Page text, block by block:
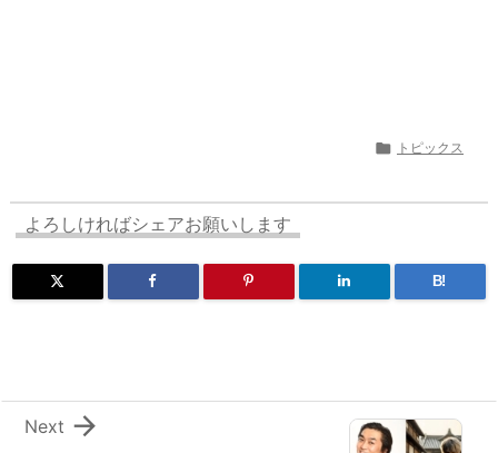
 トピックス
よろしければシェアお願いします
B!

Next